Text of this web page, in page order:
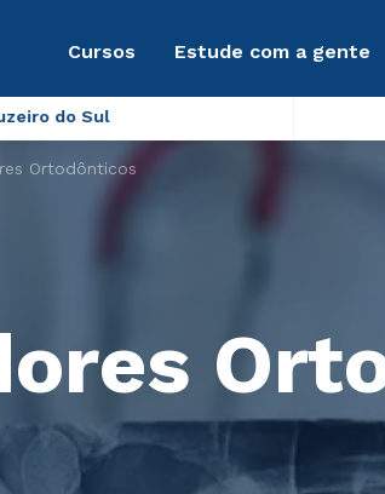
Cursos Estude com a gente
do Sul
Ortodônticos